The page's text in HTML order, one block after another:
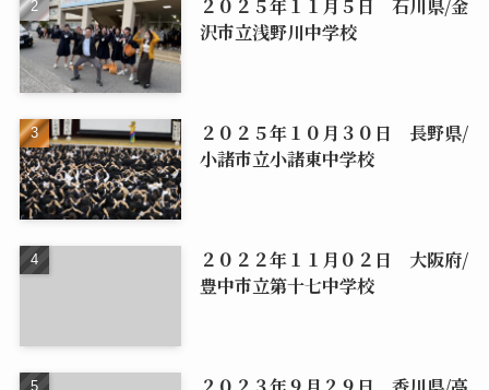
２０２５年１１月５日 石川県/金
沢市立浅野川中学校
２０２５年１０月３０日 長野県/
小諸市立小諸東中学校
２０２２年１１月０２日 大阪府/
豊中市立第十七中学校